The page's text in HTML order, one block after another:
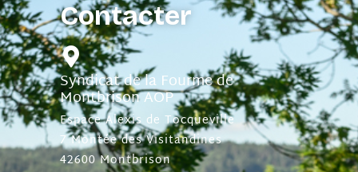
Contacter
Syndicat de la Fourme de
Montbrison AOP
Espace Alexis de Tocqueville
7 Montée des Visitandines
42600 Montbrison